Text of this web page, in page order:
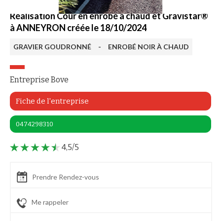
Réalisation Cour en enrobé à chaud et Gravistar®
à ANNEYRON créée le 18/10/2024
GRAVIER GOUDRONNÉ - ENROBÉ NOIR À CHAUD
Entreprise Bove
Fiche de l'entreprise
0474298310
4,5/5
Prendre Rendez-vous
Me rappeler